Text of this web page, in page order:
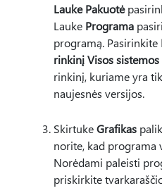
Lauke Pakuotė
Lauke Programa
programą. Pasirinkite
rinkinį Visos sistemos
rinkinį, kuriame yra
naujesnės versijos.
SkirtukeGrafikas
norite, kad programa
Norėdami paleisti
priskirkite